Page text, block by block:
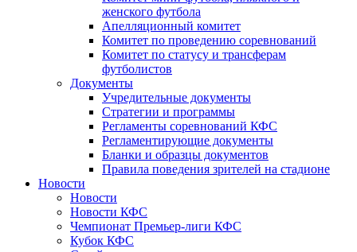
женского футбола
Апелляционный комитет
Комитет по проведению соревнований
Комитет по статусу и трансферам
футболистов
Документы
Учредительные документы
Стратегии и программы
Регламенты соревнований КФС
Регламентирующие документы
Бланки и образцы документов
Правила поведения зрителей на стадионе
Новости
Новости
Новости КФС
Чемпионат Премьер-лиги КФС
Кубок КФС